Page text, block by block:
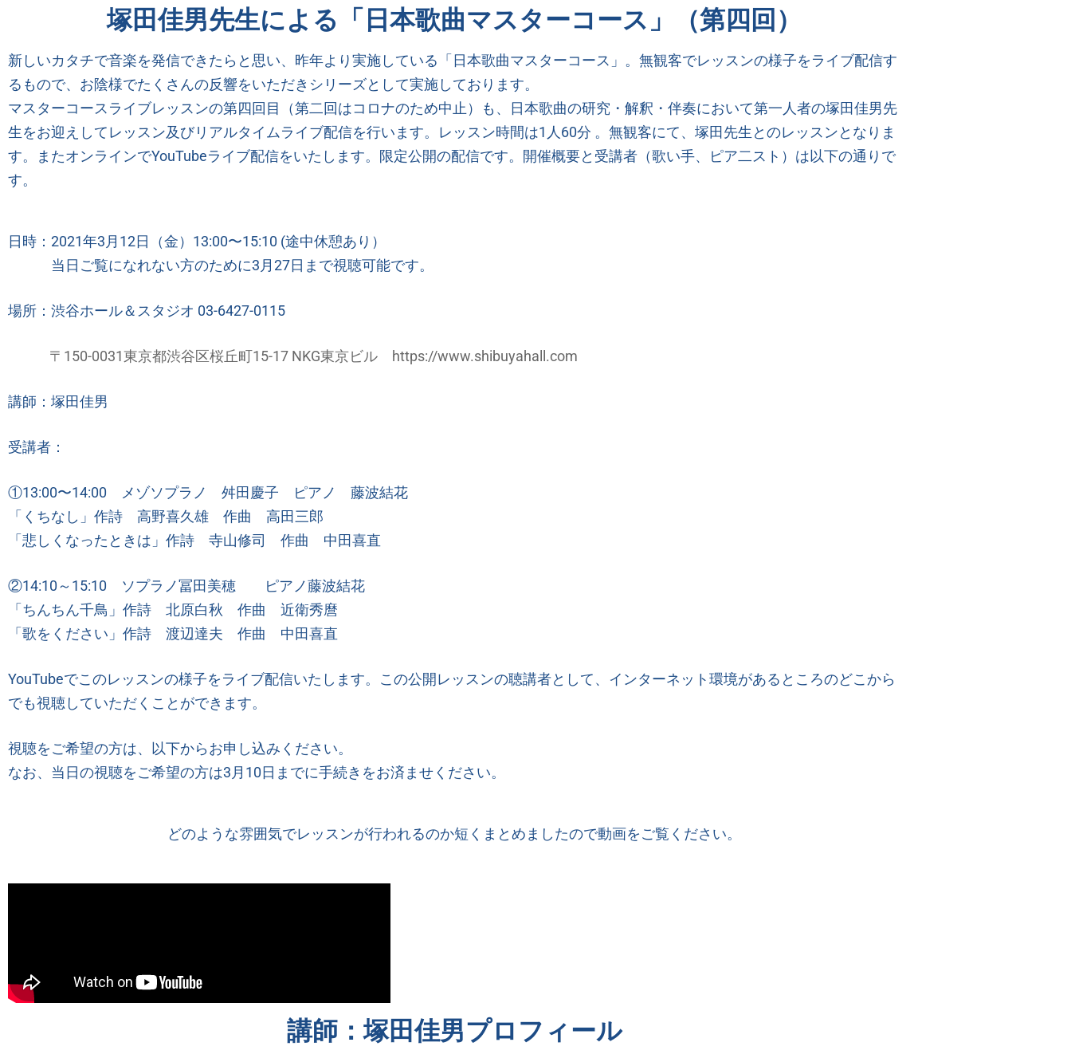
塚田佳男先生による「日本歌曲マスターコース」（第四回）
新しいカタチで音楽を発信できたらと思い、昨年より実施している「日本歌曲マスターコース」。無観客でレッスンの様子をライブ配信す
るもので、お陰様でたくさんの反響をいただきシリーズとして実施しております。
マスターコースライブレッスンの第四回目（第二回はコロナのため中止）も、日本歌曲の研究・解釈・伴奏において第一人者の塚田佳男先
生をお迎えしてレッスン及びリアルタイムライブ配信を行います。レッスン時間は1 人 60分 。無観客にて、塚田先生とのレッスンとなりま
す。またオンラインでYouTubeライブ配信をいたします。限定公開の配信です。開催概要と受講者（歌い手、ピア二スト）は以下の通りで
す。
日時：2021年3月12日（金）13:00〜15:10 (途中休憩あり）
当日ご覧になれない方のために3月27日まで視聴可能です。
場所：渋谷ホール＆スタジオ 03-6427-0115
〒150-0031東京都渋谷区桜丘町15-17 NKG東京ビル https://www.shibuyahall.com
講師：塚田佳男
受講者：
①13:00〜14:00 メゾソプラノ 舛田慶子 ピアノ 藤波結花
「くちなし」作詩 高野喜久雄 作曲 高田三郎
「悲しくなったときは」作詩 寺山修司 作曲 中田喜直
②14:10～ 15:10 ソプラノ冨田美穂 ピアノ藤波結花
「ちんちん千鳥」作詩 北原白秋 作曲 近衛秀麿
「歌をください」作詩 渡辺達夫 作曲 中田喜直
YouTubeでこのレッスンの様子をライブ配信いたします。この公開レッスンの聴講者として、インターネット環境があるところのどこから
でも視聴していただくことができます。
視聴をご希望の方は、以下からお申し込みください。
なお、当日の視聴をご希望の方は3月10日までに手続きをお済ませください。
どのような雰囲気でレッスンが行われるのか短くまとめましたので動画をご覧ください。
講師：塚田佳男プロフィール